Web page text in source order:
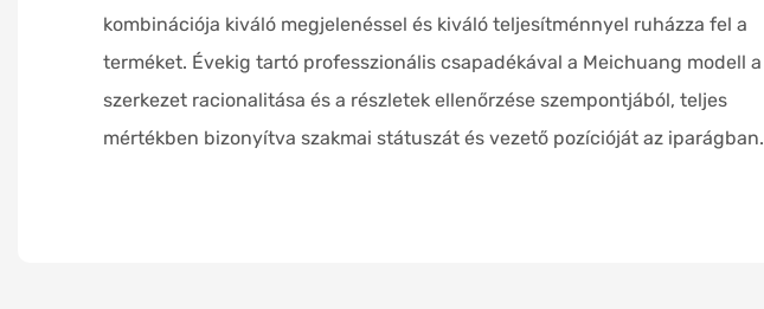
kombinációja kiváló megjelenéssel és kiváló teljesítménnyel ruházza fel a
terméket. Évekig tartó professzionális csapadékával a Meichuang modell a
szerkezet racionalitása és a részletek ellenőrzése szempontjából, teljes
mértékben bizonyítva szakmai státuszát és vezető pozícióját az iparágban.